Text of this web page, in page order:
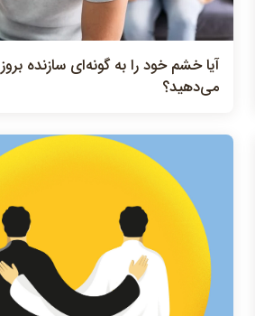
آيا خشم خود را به گونه‌اي سازنده بروز
مي‌دهيد؟